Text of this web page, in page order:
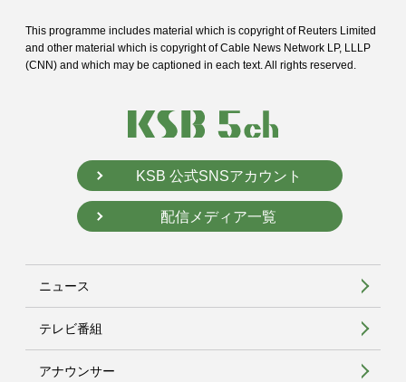
This programme includes material which is copyright of Reuters Limited
and other material which is copyright of Cable News Network LP, LLLP
(CNN) and which may be captioned in each text. All rights reserved.
KSB 公式SNSアカウント
配信メディア一覧
ニュース
テレビ番組
アナウンサー